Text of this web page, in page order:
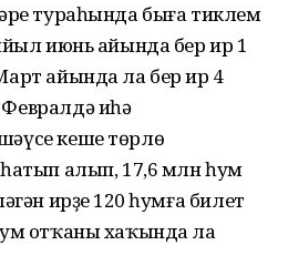
тураһында быға тиклем
июнь айында бер ир 1
айында ла бер ир 4
иһә
кеше төрлө
алып, 17,6 млн һум
ирҙең 120 һумға билет
отҡаны хаҡында ла